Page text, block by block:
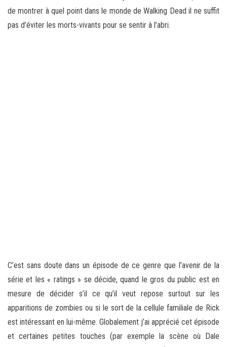
de montrer à quel point dans le monde de Walking Dead il ne suffit
pas d’éviter les morts-vivants pour se sentir à l’abri.
C’est sans doute dans un épisode de ce genre que l’avenir de la
série et les « ratings » se décide, quand le gros du public est en
mesure de décider s’il ce qu’il veut repose surtout sur les
apparitions de zombies ou si le sort de la cellule familiale de Rick
est intéressant en lui-même. Globalement j’ai apprécié cet épisode
et certaines petites touches (par exemple la scène où Dale